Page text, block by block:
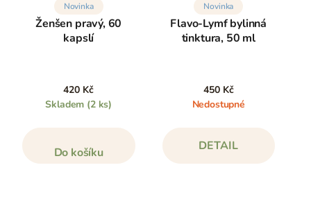
Novinka
Ženšen pravý, 60
kapslí
420 Kč
Skladem (2 ks)
Do košíku
Novinka
Flavo-Lymf bylinná
tinktura, 50 ml
450 Kč
Nedostupné
DETAIL